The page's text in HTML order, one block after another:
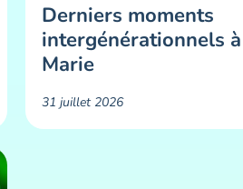
Derniers moments
intergénérationnels
Marie
31 juillet 2026